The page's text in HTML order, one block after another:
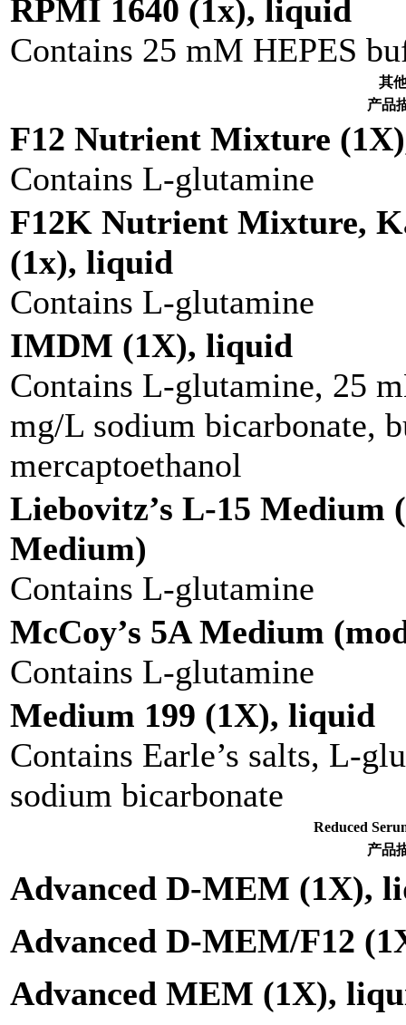
RPMI 1640 (1x), liquid
Contains 25 mM HEPES
其
产品
F12 Nutrient Mixture
Contains L-glutamine
F12K Nutrient Mixture,
(1x), liquid
Contains L-glutamine
IMDM (1X), liquid
Contains L-glutamine, 25
mg/L sodium bicarbonate,
mercaptoethanol
Liebovitz’s L-15 Medium
Medium)
Contains L-glutamine
McCoy’s 5A Medium
Contains L-glutamine
Medium 199 (1X), liquid
Contains Earle’s salts, L-
sodium bicarbonate
Reduced
产品
Advanced D-MEM (1X),
Advanced D-MEM/F12
Advanced MEM (1X),